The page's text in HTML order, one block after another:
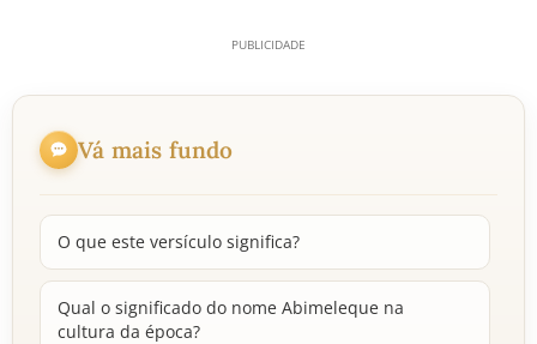
Vá mais fundo
O que este versículo significa?
Qual o significado do nome Abimeleque na
cultura da época?